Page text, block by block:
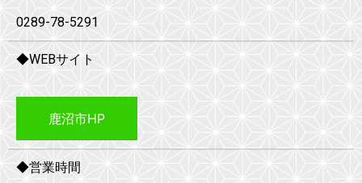
0289-78-5291
◆WEBサイト
鹿沼市HP
◆営業時間